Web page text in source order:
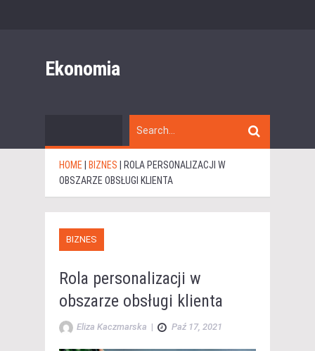
Ekonomia
HOME BIZNES
ROLA PERSONALIZACJI W
OBSZARZE OBSŁUGI KLIENTA
BIZNES
Rola personalizacji w
obszarze obsługi klienta
Eliza Kaczmarska | Paź 17, 2021